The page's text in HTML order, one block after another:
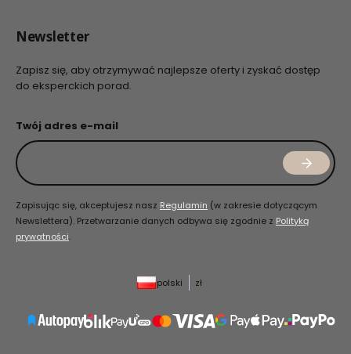
Newsletter
Zapisz się, aby otrzymywać najlepsze oferty i zyskać dostęp
do eksperckich porad.
Twój adres e-mail
Zapisując się, akceptujesz nasz Regulamin (w zakresie dotyczącym
Newslettera). Przetwarzanie danych odbywa się zgodnie z Polityką
prywatności.
polski zł